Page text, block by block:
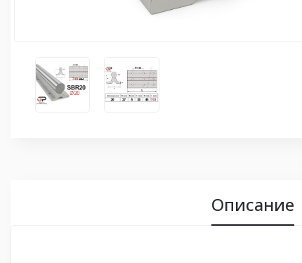
Описание